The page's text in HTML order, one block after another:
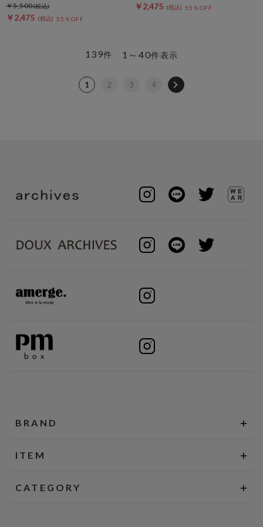
￥2,475 55％OFF
￥5,500 ￥2,475 55％OFF
1～40件表示
139件
1 2 3 4
BRAND
ITEM
CATEGORY